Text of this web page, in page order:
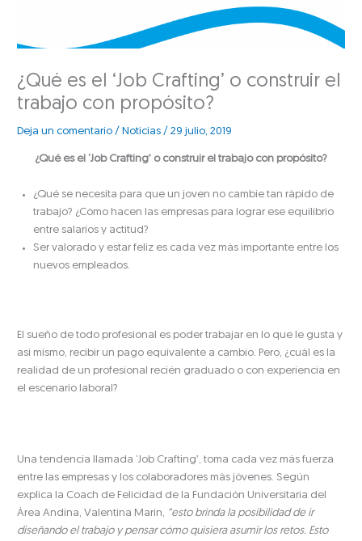
¿Qué es el ‘Job Crafting’ o construir el
trabajo con propósito?
Deja un comentario / Noticias /29 julio, 2019
¿Qué es el ‘Job Crafting’ o construir el trabajo con propósito?
¿Qué se necesita para que un joven no cambie tan rápido de
trabajo? ¿Cómo hacen las empresas para lograr ese equilibrio
entre salarios y actitud?
Ser valorado y estar feliz es cada vez más importante entre los
nuevos empleados.
El sueño de todo profesional es poder trabajar en lo que le gusta y
así mismo, recibir un pago equivalente a cambio. Pero, ¿cuál es la
realidad de un profesional recién graduado o con experiencia en
el escenario laboral?
Una tendencia llamada ‘Job Crafting’, toma cada vez más fuerza
entre las empresas y los colaboradores más jóvenes. Según
explica la Coach de Felicidad de la Fundación Universitaria del
Área Andina, Valentina Marín, “esto brinda la posibilidad de ir
diseñando el trabajo y pensar cómo quisiera asumir los retos. Esto